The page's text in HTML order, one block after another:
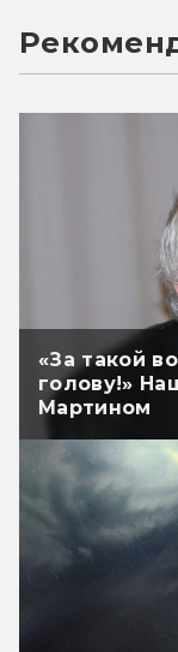
«За такой
голову!»
Мартином